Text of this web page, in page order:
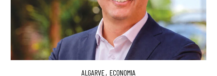
ALGARVE, ECONOMIA